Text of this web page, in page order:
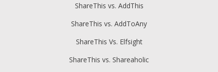
ShareThis vs. AddThis
ShareThis vs. AddToAny
ShareThis Vs. Elfsight
ShareThis vs. Shareaholic